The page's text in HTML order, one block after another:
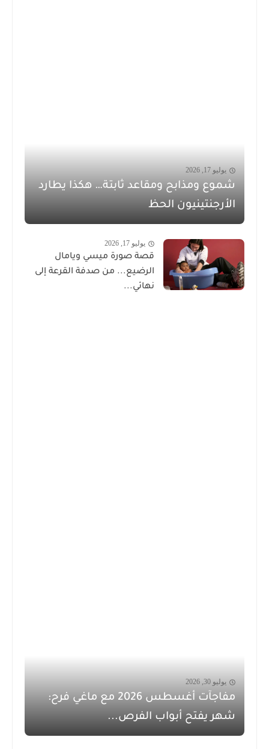
يوليو 17, 2026
شموع ومذابح ومقاعد ثابتة… هكذا يطارد
الأرجنتينيون الحظ
يوليو 17, 2026
قصة صورة ميسي ويامال
الرضيع... من صدفة القرعة إلى
نهائي...
يوليو 30, 2026
مفاجآت أغسطس 2026 مع ماغي فرح:
شهر يفتح أبواب الفرص...